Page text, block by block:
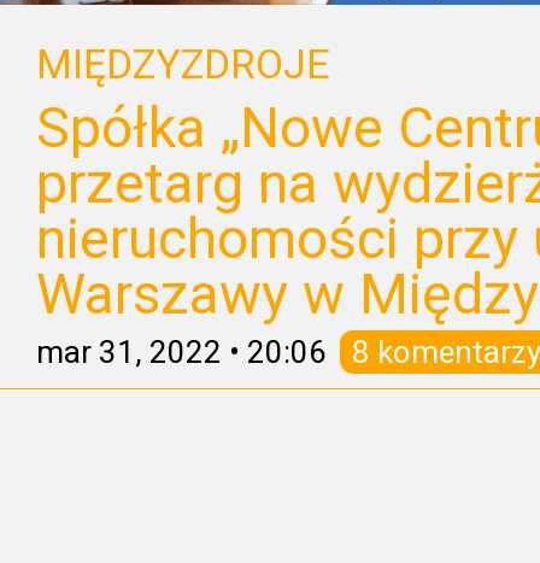
MIĘDZYZDROJE
Spółka „Nowe
przetarg na
nieruchomości
Warszawy w
mar 31, 2022 • 20:06 8 komentarzy